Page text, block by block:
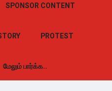
SPONSOR CONTENT
PROTEST
மேலும் பார்க்க..